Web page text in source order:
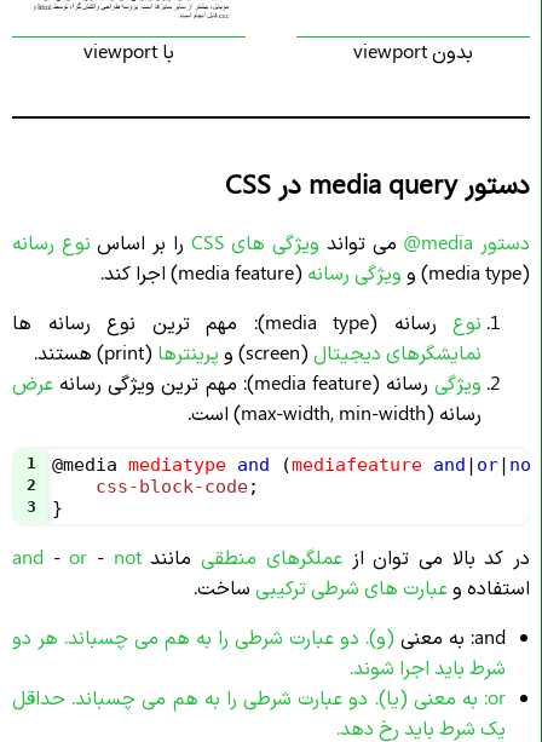
بدون viewport با viewport
دستور media query در CSS
دستور @media می تواند ویژگی های CSS را بر اساس نوع رسانه
(media type) و
ویژگی رسانه (media feature) اجرا کند.
نوع رسانه (media type): مهم ترین نوع رسانه ها
نمایشگرهای دیجیتال(screen) و پرینترها (print) هستند.
ویژگی رسانه (media feature): مهم ترین ویژگی رسانه
عرض
رسانه (max-width, min-width) است.
1 @media mediatype and (mediafeature and or not
2 css-block-code;
3 }
در کد بالا می توان ازعملگرهای منطقیمانند and -or - not
استفاده وعبارت های شرطی ترکیبی ساخت.
and: به معنی
(و). دو عبارت شرطی را به هم می چسباند. هر دو
شرط باید اجرا شوند.
or: به معنی (
یا). دو عبارت شرطی را به هم می چسباند. حداقل
یک شرط باید رخ دهد.